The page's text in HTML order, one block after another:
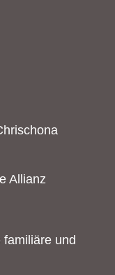
Allianz
familiäre und